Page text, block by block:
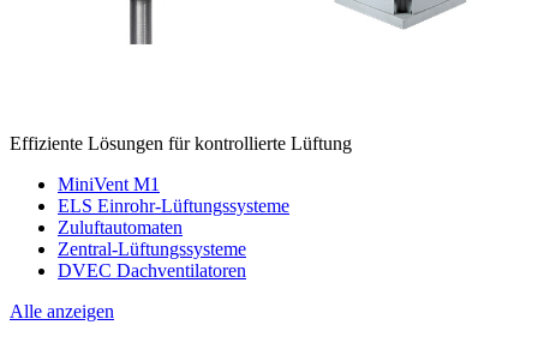
Effiziente Lösungen für kontrollierte Lüftung
MiniVent M1
ELS Einrohr-Lüftungssysteme
Zuluftautomaten
Zentral-Lüftungssysteme
DVEC Dachventilatoren
Alle anzeigen